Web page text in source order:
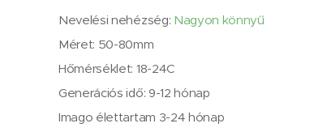
Nevelési nehézség: Nagyon könnyű
Méret: 50-80mm
Hőmérséklet: 18-24C
Generációs idő: 9-12 hónap
Imago élettartam 3-24 hónap